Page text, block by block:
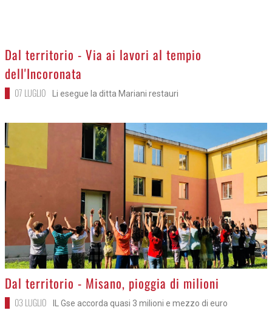
>
Dal territorio - Via ai lavori al tempio
dell'Incoronata
07 LUGLIO Li esegue la ditta Mariani restauri
>
Dal territorio - Misano, pioggia di milioni
03 LUGLIO IL Gse accorda quasi 3 milioni e mezzo di euro